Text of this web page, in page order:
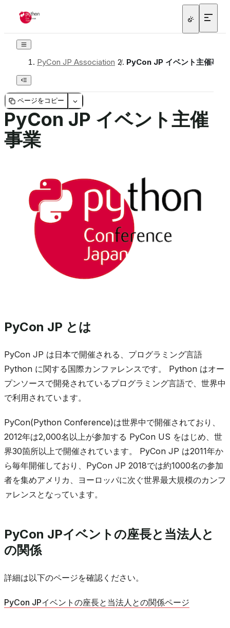
PyCon JP Association / PyCon JP イベント主催事業
ページをコピー
PyCon JP イベント主催
事業
PyCon JP とは
PyCon JP は日本で開催される、プログラミング言語
Python に関する国際カンファレンスです。 Python はオー
プンソースで開発されているプログラミング言語で、世界中
で利用されています。
PyCon(Python Conference)は世界中で開催されており、
2012年は2,000名以上が参加する PyCon US をはじめ、世
界30箇所以上で開催されています。 PyCon JP は2011年か
ら毎年開催しており、PyCon JP 2018では約1000名の参加
者を集めアメリカ、ヨーロッパに次ぐ世界最大規模のカンフ
ァレンスとなっています。
PyCon JPイベントの座長と当法人と
の関係
詳細は以下のページを確認ください。
PyCon JPイベントの座長と当法人との関係ページ